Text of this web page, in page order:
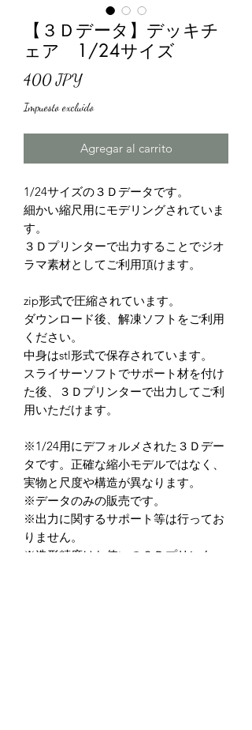
【３Ｄデータ】デッキチ
ェア 1/24サイズ
400 JPYPrecio
Impuesto excluido
Agregar al carrito
1/24サイズの３Ｄデータです。
細かい縮尺用にモデリングされていま
す。
３Ｄプリンターで出力することでジオ
ラマ素材としてご利用頂けます。
zip形式で圧縮されています。
ダウンロード後、解凍ソフトをご利用
ください。
中身はstl形式で保存されています。
スライサーソフトでサポート材を付け
た後、３Ｄプリンターで出力してご利
用いただけます。
※1/24用にデフォルメされた３Ｄデー
タです。正確な縮小モデルではなく、
実物と尺度や構造が異なります。
※データのみの販売です。
※出力に関するサポート等は行ってお
りません。
※造形精度はお使いの３Ｄプリンター